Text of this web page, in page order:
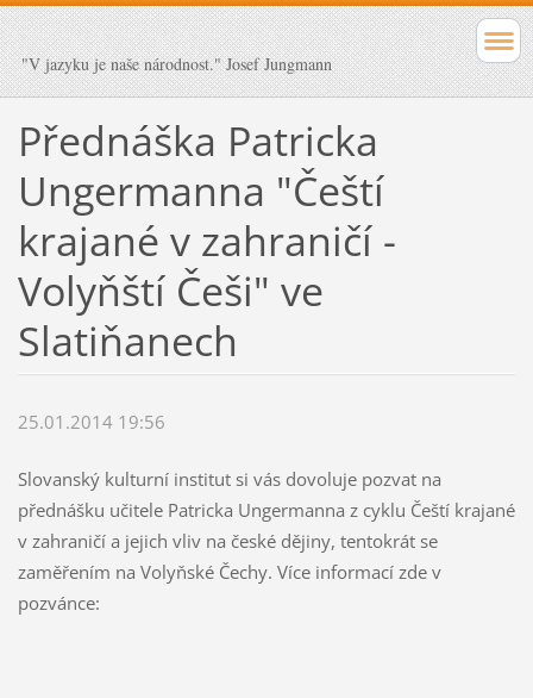
"V jazyku je naše národnost." Josef Jungmann
Přednáška Patricka
Ungermanna "Čeští
krajané v zahraničí -
Volyňští Češi" ve
Slatiňanech
25.01.2014 19:56
Slovanský kulturní institut si vás dovoluje pozvat na
přednášku učitele Patricka Ungermanna z cyklu Čeští krajané
v zahraničí a jejich vliv na české dějiny, tentokrát se
zaměřením na Volyňské Čechy. Více informací zde v
pozvánce: